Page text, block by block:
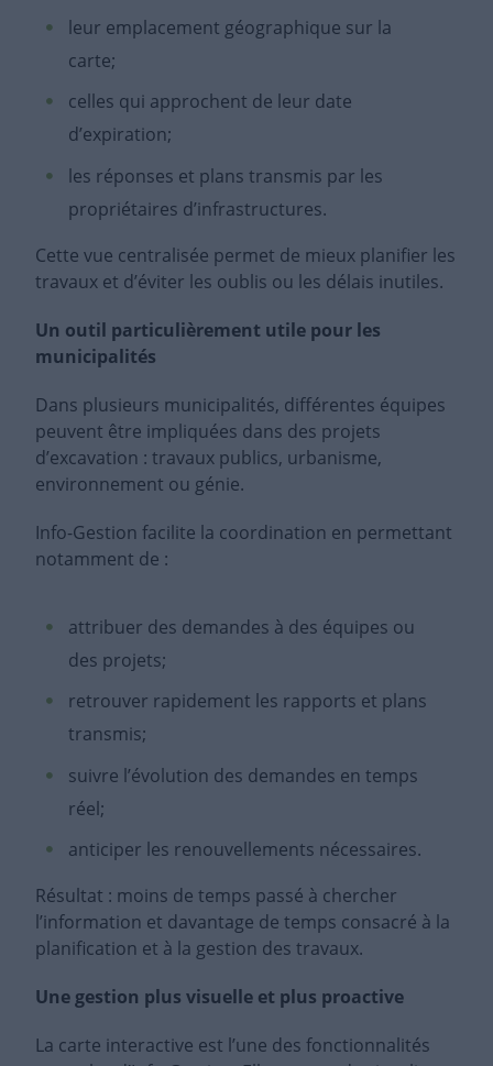
leur emplacement géographique sur la
carte;
celles qui approchent de leur date
d’expiration;
les réponses et plans transmis par les
propriétaires d’infrastructures.
Cette vue centralisée permet de mieux planifier les
travaux et d’éviter les oublis ou les délais inutiles.
Un outil particulièrement utile pour les
municipalités
Dans plusieurs municipalités, différentes équipes
peuvent être impliquées dans des projets
d’excavation : travaux publics, urbanisme,
environnement ou génie.
Info-Gestion facilite la coordination en permettant
notamment de :
attribuer des demandes à des équipes ou
des projets;
retrouver rapidement les rapports et plans
transmis;
suivre l’évolution des demandes en temps
réel;
anticiper les renouvellements nécessaires.
Résultat : moins de temps passé à chercher
l’information et davantage de temps consacré à la
planification et à la gestion des travaux.
Une gestion plus visuelle et plus proactive
La carte interactive est l’une des fonctionnalités